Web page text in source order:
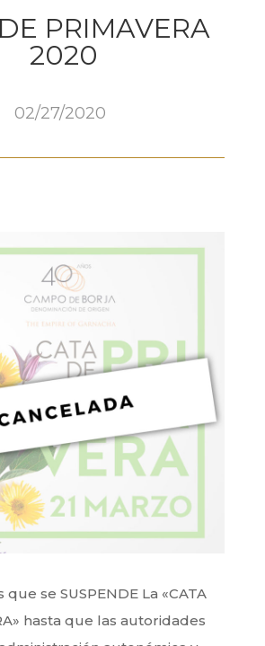
PRIMAVERA
2020
02/27/2020
se SUSPENDE La «CATA
hasta que las autoridades